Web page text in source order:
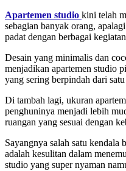
Apartemen studio kini telah
sebagian banyak orang,
padat dengan berbagai
Desain yang minimalis dan
menjadikan apartemen studio
yang sering berpindah dari
Di tambah lagi, ukuran
penghuninya menjadi lebih
ruangan yang sesuai dengan
Sayangnya salah satu kendala
adalah kesulitan dalam
studio yang super nyaman